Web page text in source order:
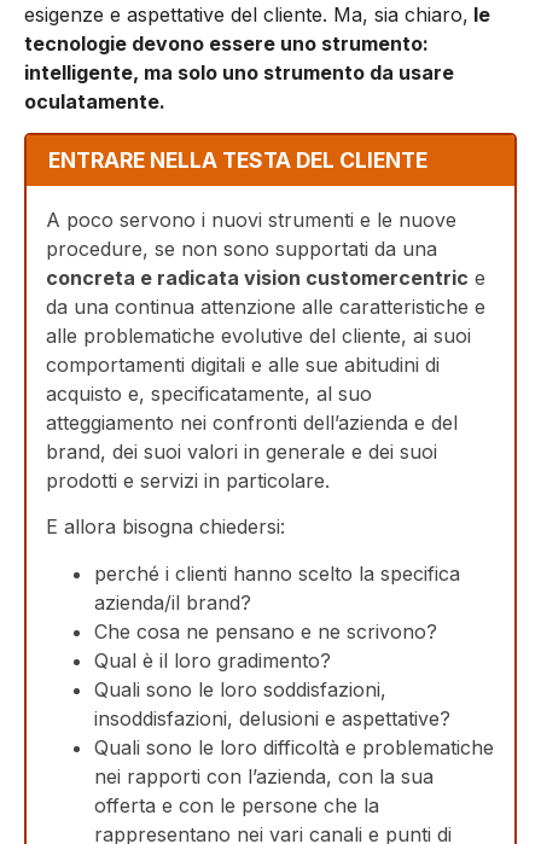
esigenze e aspettative del cliente. Ma, sia chiaro, le
tecnologie devono essere uno strumento:
intelligente, ma solo uno strumento da usare
oculatamente.
ENTRARE NELLA TESTA DEL CLIENTE
A poco servono i nuovi strumenti e le nuove
procedure, se non sono supportati da una
concreta e radicata vision customercentric e
da una continua attenzione alle caratteristiche e
alle problematiche evolutive del cliente, ai suoi
comportamenti digitali e alle sue abitudini di
acquisto e, specificatamente, al suo
atteggiamento nei confronti dell’azienda e del
brand, dei suoi valori in generale e dei suoi
prodotti e servizi in particolare.
E allora bisogna chiedersi:
perché i clienti hanno scelto la specifica
azienda/il brand?
Che cosa ne pensano e ne scrivono?
Qual è il loro gradimento?
Quali sono le loro soddisfazioni,
insoddisfazioni, delusioni e aspettative?
Quali sono le loro difficoltà e problematiche
nei rapporti con l’azienda, con la sua
offerta e con le persone che la
rappresentano nei vari canali e punti di